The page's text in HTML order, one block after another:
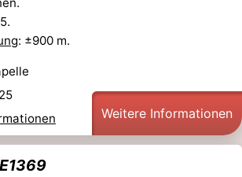
: ±900 m.
Weitere Informationen